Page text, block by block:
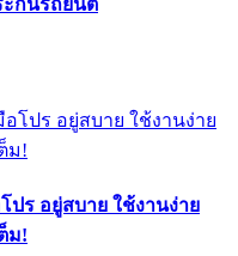
ะกันรถยนต์
ร อยู่สบาย ใช้งานง่าย
ม!